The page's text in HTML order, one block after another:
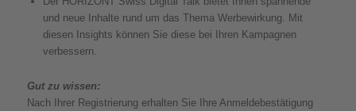
und neue Inhalte rund um das Thema Werbewirkung. Mit
diesen Insights können Sie diese bei Ihren Kampagnen
verbessern.
Gut zu wissen:
Nach Ihrer Registrierung erhalten Sie Ihre Anmeldebestätigung